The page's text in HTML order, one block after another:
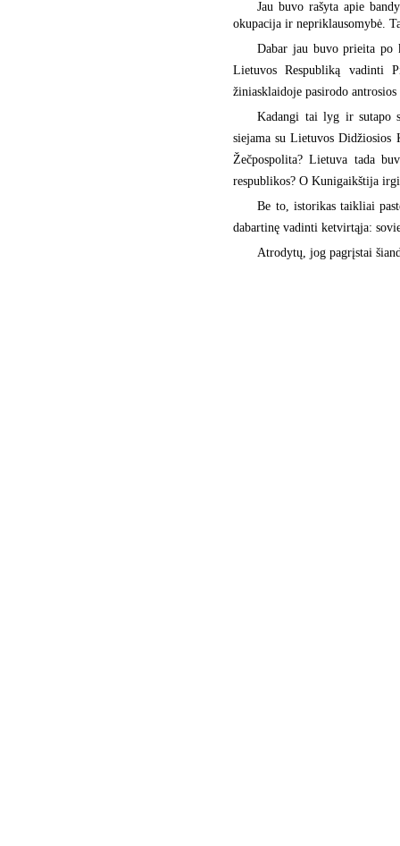
Jau buvo rašyta apie
okupacija ir nepriklausomybė.
Dabar jau buvo prieita po
Lietuvos Respubliką vadinti
žiniasklaidoje pasirodo antrosios
Kadangi tai lyg ir sutapo
siejama su Lietuvos
Žečpospolita? Lietuva tada
respublikos? O Kunigaikštija
Be to, istorikas taikliai
dabartinę vadinti ketvirtąja:
Atrodytų, jog pagrįstai